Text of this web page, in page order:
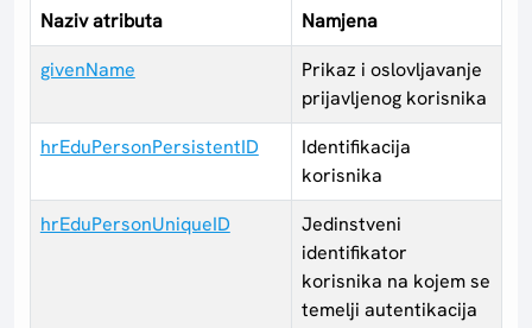
Naziv atributa
Namjena
givenName
Prikaz i oslovljavanje
prijavljenog korisnika
hrEduPersonPersistentID
Identifikacija
korisnika
hrEduPersonUniqueID
Jedinstveni
identifikator
korisnika na kojem se
temelji autentikacija